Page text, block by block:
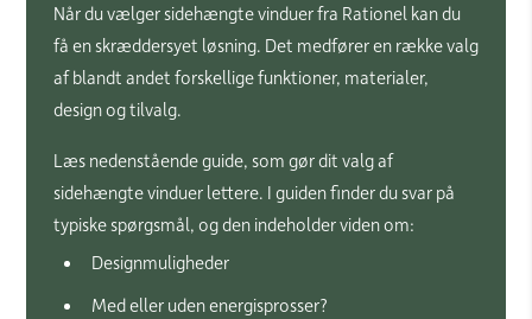
Når du vælger sidehængte vinduer fra Rationel kan du
få en skræddersyet løsning. Det medfører en række valg
af blandt andet forskellige funktioner, materialer,
design og tilvalg.
Læs nedenstående guide, som gør dit valg af
sidehængte vinduer lettere. I guiden finder du svar på
typiske spørgsmål, og den indeholder viden om:
Designmuligheder
Med eller uden energisprosser?